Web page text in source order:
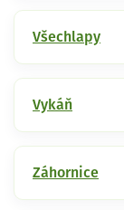
Všechlapy
Vykáň
Záhornice